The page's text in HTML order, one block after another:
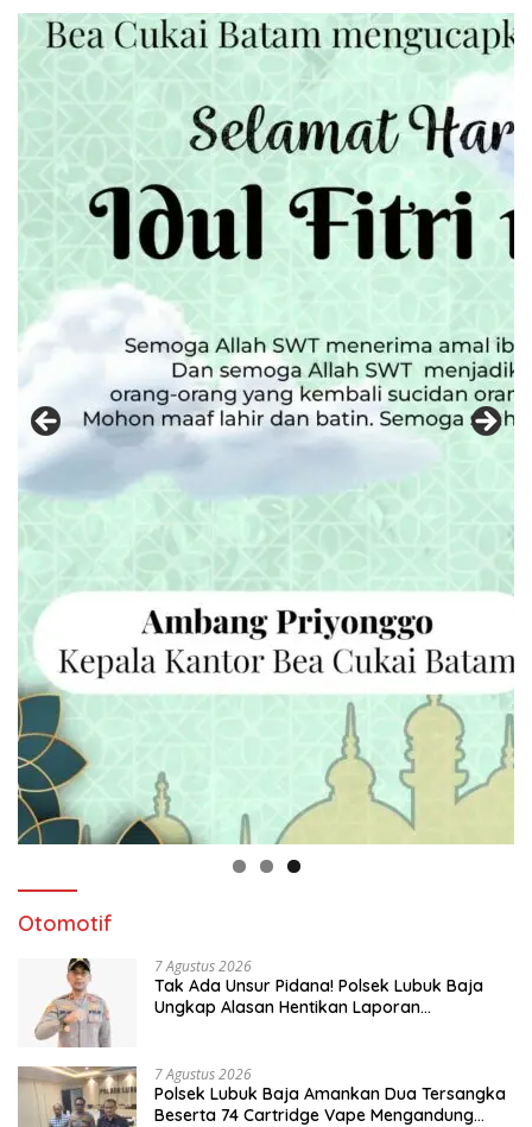
Otomotif
7 Agustus 2026
Tak Ada Unsur Pidana! Polsek Lubuk Baja
Ungkap Alasan Hentikan Laporan
7 Agustus 2026
Polsek Lubuk Baja Amankan Dua Tersangka
Beserta 74 Cartridge Vape Mengandung